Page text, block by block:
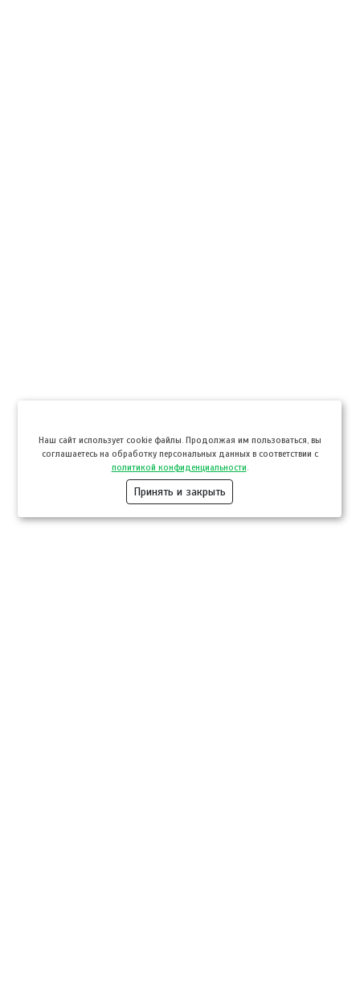
Hаш сайт использует cookie файлы. Продолжая им пользоваться, вы
соглашаетесь на обработку персональных данных в соответствии с
политикой конфиденциальности
Принять и закрыть